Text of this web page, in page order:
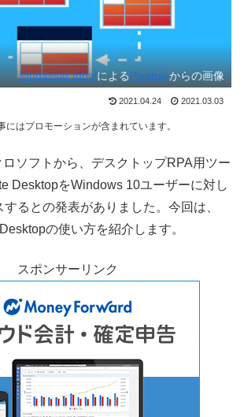
Mudassar IqbalによるPixabayからの画像
2021.04.24 2021.03.03
はプロモーションが含まれています。
ソフトから、デスクトップRPA用ツー
DesktopをWindows 10ユーザーに対し
るとの発表がありました。今回は、
の使い方を紹介します。
スポンサーリンク